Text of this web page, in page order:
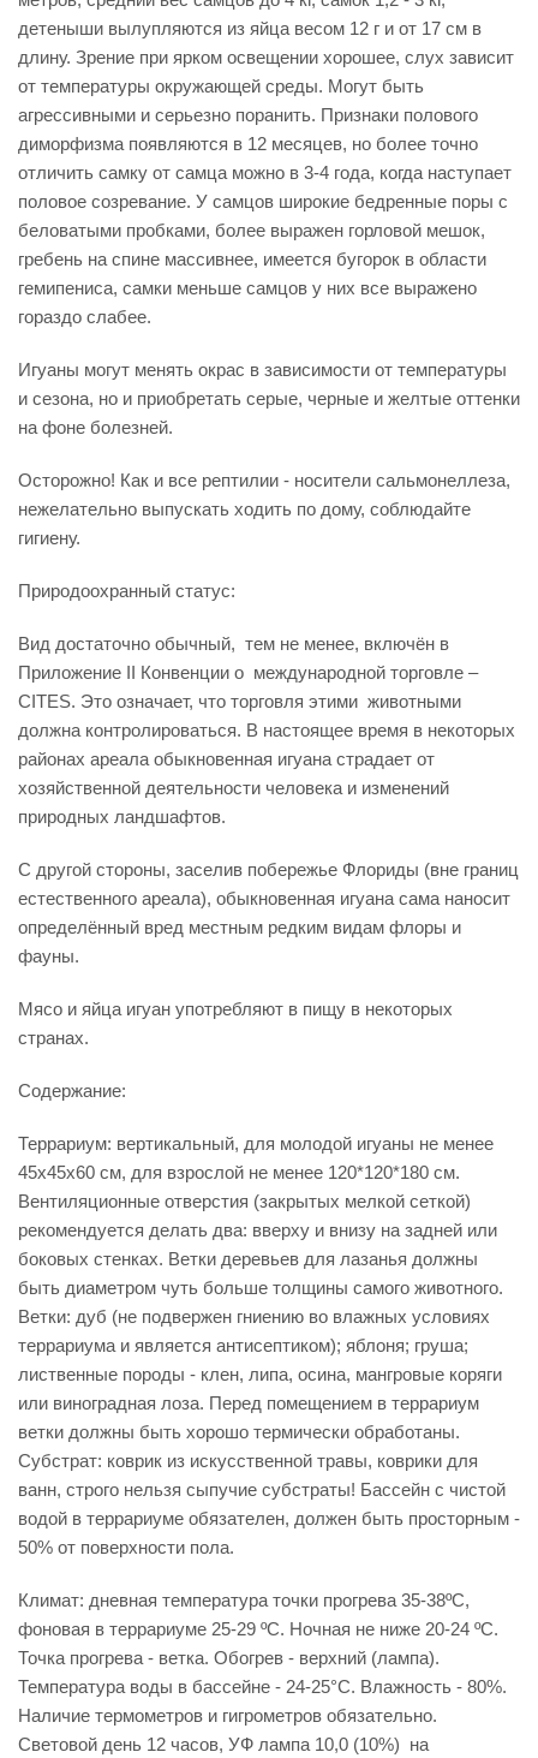
детеныши вылупляются из яйца весом 12 г и от 17 см в
длину. Зрение при ярком освещении хорошее, слух зависит
от температуры окружающей среды. Могут быть
агрессивными и серьезно поранить. Признаки полового
диморфизма появляются в 12 месяцев, но более точно
отличить самку от самца можно в 3-4 года, когда наступает
половое созревание. У самцов широкие бедренные поры с
беловатыми пробками, более выражен горловой мешок,
гребень на спине массивнее, имеется бугорок в области
гемипениса, самки меньше самцов у них все выражено
гораздо слабее.
Игуаны могут менять окрас в зависимости от температуры
и сезона, но и приобретать серые, черные и желтые оттенки
на фоне болезней.
Осторожно! Как и все рептилии - носители сальмонеллеза,
нежелательно выпускать ходить по дому, соблюдайте
гигиену.
Природоохранный статус:
Вид достаточно обычный, тем не менее, включён в
Приложение II Конвенции о международной торговле –
СITES. Это означает, что торговля этими животными
должна контролироваться. В настоящее время в некоторых
районах ареала обыкновенная игуана страдает от
хозяйственной деятельности человека и изменений
природных ландшафтов.
С другой стороны, заселив побережье Флориды (вне границ
естественного ареала), обыкновенная игуана сама наносит
определённый вред местным редким видам флоры и
фауны.
Мясо и яйца игуан употребляют в пищу в некоторых
странах.
Содержание:
Террариум: вертикальный, для молодой игуаны не менее
45х45х60 см, для взрослой не менее 120*120*180 см.
Вентиляционные отверстия (закрытых мелкой сеткой)
рекомендуется делать два: вверху и внизу на задней или
боковых стенках. Ветки деревьев для лазанья должны
быть диаметром чуть больше толщины самого животного.
Ветки: дуб (не подвержен гниению во влажных условиях
террариума и является антисептиком); яблоня; груша;
лиственные породы - клен, липа, осина, мангровые коряги
или виноградная лоза. Перед помещением в террариум
ветки должны быть хорошо термически обработаны.
Субстрат: коврик из искусственной травы, коврики для
ванн, строго нельзя сыпучие субстраты! Бассейн с чистой
водой в террариуме обязателен, должен быть просторным -
50% от поверхности пола.
Климат: дневная температура точки прогрева 35-38ºС,
фоновая в террариуме 25-29 ºС. Ночная не ниже 20-24 ºС.
Точка прогрева - ветка. Обогрев - верхний (лампа).
Температура воды в бассейне - 24-25°С. Влажность - 80%.
Наличие термометров и гигрометров обязательно.
Световой день 12 часов, УФ лампа 10,0 (10%) на